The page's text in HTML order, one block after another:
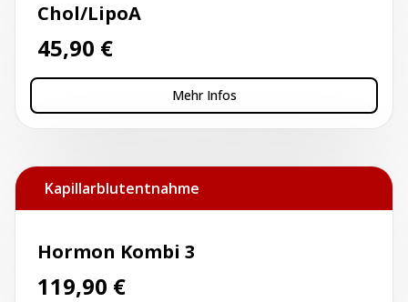
Chol/LipoA
45,90 €
Mehr Infos
Kapillarblutentnahme
Hormon Kombi 3
119,90 €